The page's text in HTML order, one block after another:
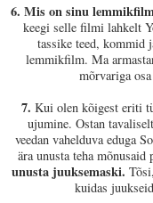
6. Mis on sinu
keegi selle filmi lahkelt
tassike teed, kommid
lemmikfilm. Ma
mõrvariga
7. Kui olen kõigest eriti
ujumine. Ostan
veedan vahelduva eduga
ära unusta teha mõnusaid
unusta juuksemaski.
kuidas